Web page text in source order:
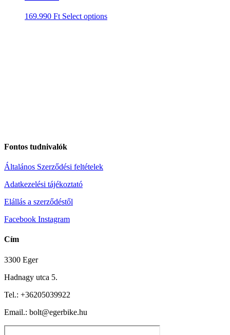
169.990 Ft Select options
Fontos tudnivalók
Általános Szerződési feltételek
Adatkezelési tájékoztató
Elállás a szerződéstől
Facebook Instagram
Cím
3300 Eger
Hadnagy utca 5.
Tel.: +36205039922
Email.: bolt@egerbike.hu